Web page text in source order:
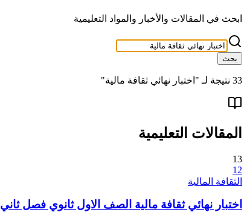
ابحث في المقالات والأخبار والمواد التعليمية
بحث
33 نتيجة لـ " اختبار نهائي ثقافة مالية"
المقالات التعليمية
13
12
الثقافة المالية
اختبار نهائي ثقافة مالية الصف الاول ثانوي فصل ثاني